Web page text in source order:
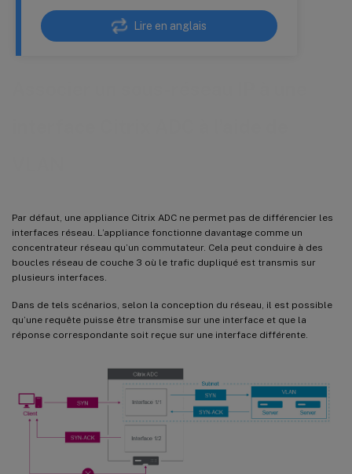
Lire en anglais
Par défaut, une appliance Citrix ADC ne permet pas de différencier les
interfaces réseau. L’appliance fonctionne davantage comme un
concentrateur réseau qu’un commutateur. Cela peut conduire à des
boucles réseau de couche 3 où le trafic dupliqué est transmis sur
plusieurs interfaces.
Dans de tels scénarios, selon la conception du réseau, il est possible
qu’une requête puisse être transmise sur une interface et que la
réponse correspondante soit reçue sur une interface différente.